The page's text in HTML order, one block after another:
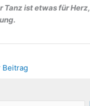
ist etwas für
Beitrag